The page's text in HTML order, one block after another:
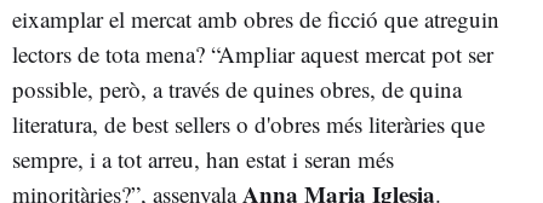
eixamplar el mercat amb obres de ficció que atreguin
lectors de tota mena? “Ampliar aquest mercat pot ser
possible, però, a través de quines obres, de quina
literatura, de best sellers o d'obres més literàries que
sempre, i a tot arreu, han estat i seran més
minoritàries?”, assenyalaAnna Maria Iglesia.